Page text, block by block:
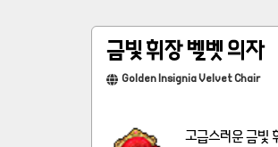
금빛 휘장 벨벳 의자
Golden Insignia Velvet Chair
고급스러운 금빛